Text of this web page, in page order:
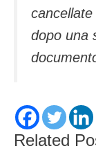
dopo una
Related